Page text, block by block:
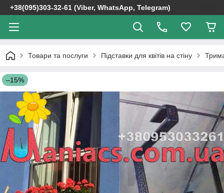
+38(095)303-32-61 (Viber, WhatsApp, Telegram)
Товари та послуги Підставки для квітів на стіну
–15%